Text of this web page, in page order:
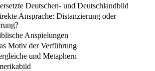
Deutschen- und Deutschlandbild
Ansprache: Distanzierung oder
Anspielungen
Motiv der Verführung
und Metaphern